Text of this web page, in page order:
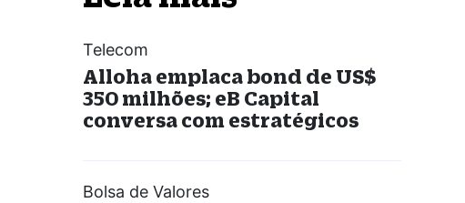
Telecom
Alloha emplaca bond de US$
350 milhões; eB Capital
conversa com estratégicos
Bolsa de Valores